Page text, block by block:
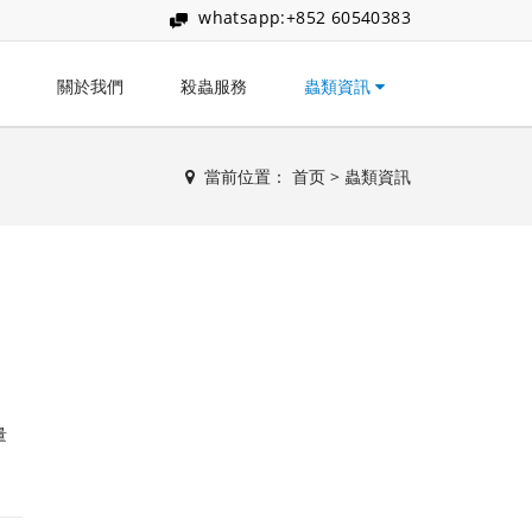
whatsapp:+852 60540383
關於我們 殺蟲服務 蟲類資訊
當前位置： 首页 > 蟲類資訊